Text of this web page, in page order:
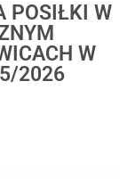
POSIŁKI W
W
2026